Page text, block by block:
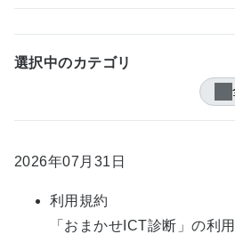
選択中のカテゴリ
2026年07月31日
利用規約
「おまかせICT診断」の利